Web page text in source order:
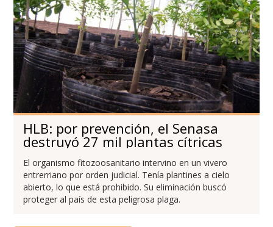
HLB: por prevención, el Senasa
destruyó 27 mil plantas cítricas
El organismo fitozoosanitario intervino en un vivero
entrerriano por orden judicial. Tenía plantines a cielo
abierto, lo que está prohibido. Su eliminación buscó
proteger al país de esta peligrosa plaga.